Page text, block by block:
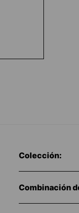
Colección:
Combinación